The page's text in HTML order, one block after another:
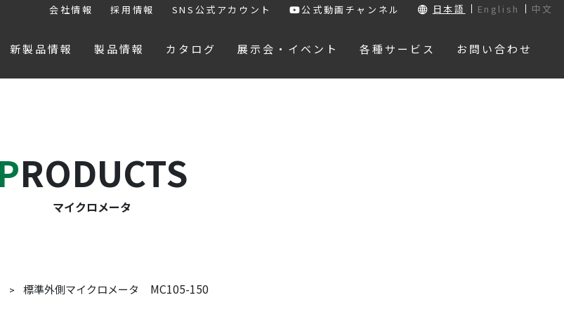
会社情報 採用情報 SNS公式アカウント 公式動画チャンネル 日本語 English 中文
新製品情報 製品情報 カタログ 展示会・イベント 各種サービス お問い合わせ
PRODUCTS
マイクロメータ
標準外側マイクロメータ MC105-150